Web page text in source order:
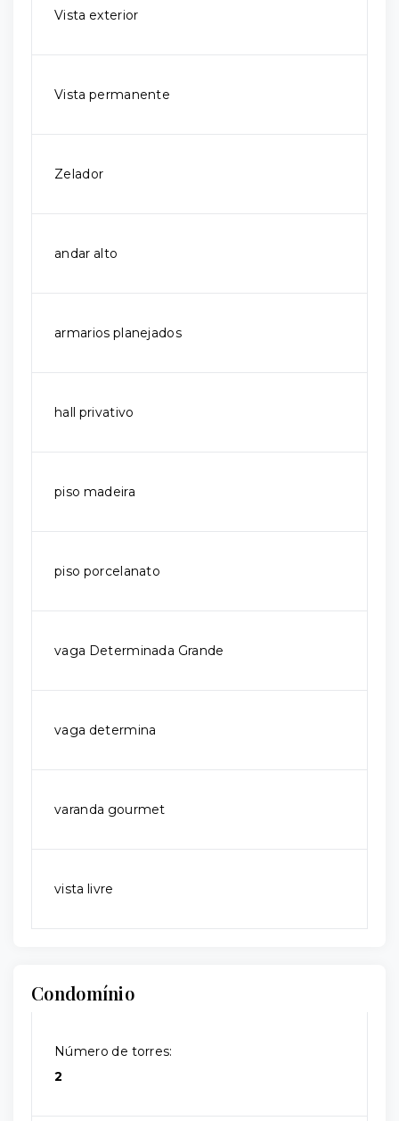
Vista exterior
Vista permanente
Zelador
andar alto
armarios planejados
hall privativo
piso madeira
piso porcelanato
vaga Determinada Grande
vaga determina
varanda gourmet
vista livre
Condomínio
Número de torres:
2